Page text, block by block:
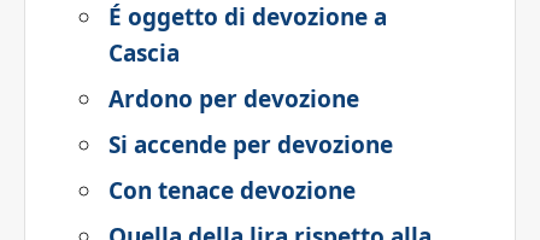
É oggetto di devozione a
Cascia
Ardono per devozione
Si accende per devozione
Con tenace devozione